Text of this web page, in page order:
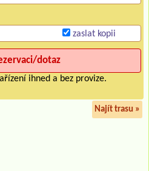
zaslat kopii
ihned a bez provize.
Najít trasu »